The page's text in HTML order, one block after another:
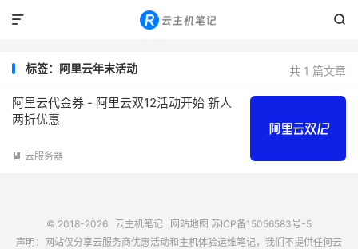


共 1 篇文章
标签：阿里云年末活动
阿里云代金券 - 阿里云双12活动开始 新人
两折优惠
 云服务器
© 2018-2026 云主机笔记 网站地图 苏ICP备15056583号-5
声明：网站仅分享云服务商优惠活动和主机体验运维笔记，我们不提供任何云